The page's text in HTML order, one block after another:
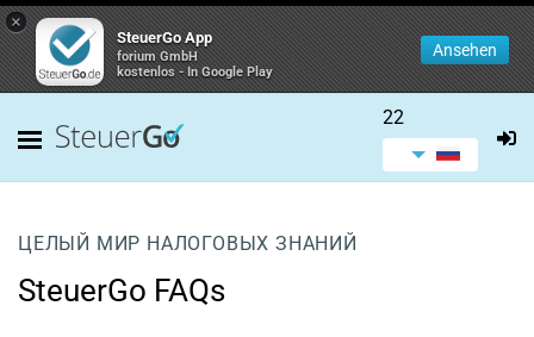
×
SteuerGo App
forium GmbH
kostenlos - In Google Play
Ansehen
22
ЦЕЛЫЙ МИР НАЛОГОВЫХ ЗНАНИЙ
SteuerGo FAQs